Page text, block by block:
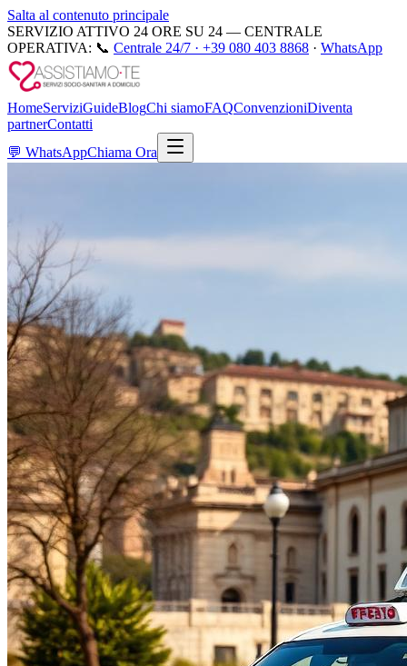
Salta al contenuto principale
SERVIZIO ATTIVO 24 ORE SU 24 — CENTRALE
OPERATIVA: 📞 Centrale 24/7 · +39 080 403 8868 · WhatsApp
HomeServiziGuideBlogChi siamoFAQConvenzioniDiventa
partnerContatti
💬 WhatsAppChiama Ora